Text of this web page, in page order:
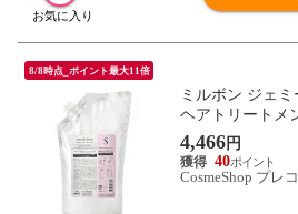
8/8時点_ポイント最大11倍
ミルボン ジェ
ヘアトリートメ
4,466円
40
CosmeShop プレ